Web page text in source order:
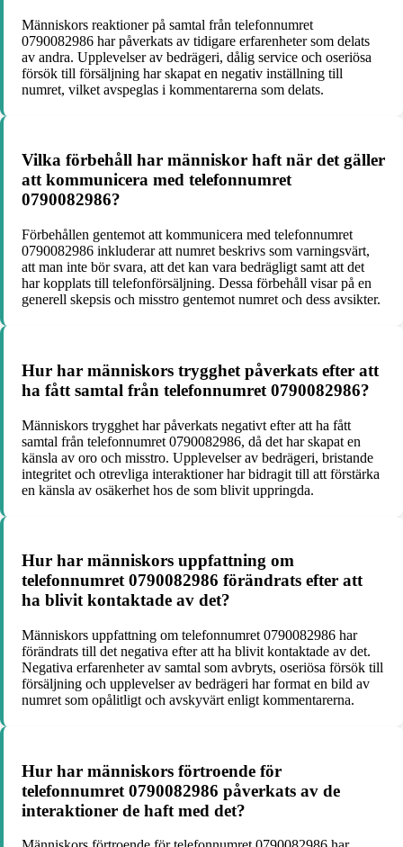
Människors reaktioner på samtal från telefonnumret
0790082986 har påverkats av tidigare erfarenheter som delats
av andra. Upplevelser av bedrägeri, dålig service och oseriösa
försök till försäljning har skapat en negativ inställning till
numret, vilket avspeglas i kommentarerna som delats.
Vilka förbehåll har människor haft när det gäller
att kommunicera med telefonnumret
0790082986?
Förbehållen gentemot att kommunicera med telefonnumret
0790082986 inkluderar att numret beskrivs som varningsvärt,
att man inte bör svara, att det kan vara bedrägligt samt att det
har kopplats till telefonförsäljning. Dessa förbehåll visar på en
generell skepsis och misstro gentemot numret och dess avsikter.
Hur har människors trygghet påverkats efter att
ha fått samtal från telefonnumret 0790082986?
Människors trygghet har påverkats negativt efter att ha fått
samtal från telefonnumret 0790082986, då det har skapat en
känsla av oro och misstro. Upplevelser av bedrägeri, bristande
integritet och otrevliga interaktioner har bidragit till att förstärka
en känsla av osäkerhet hos de som blivit uppringda.
Hur har människors uppfattning om
telefonnumret 0790082986 förändrats efter att
ha blivit kontaktade av det?
Människors uppfattning om telefonnumret 0790082986 har
förändrats till det negativa efter att ha blivit kontaktade av det.
Negativa erfarenheter av samtal som avbryts, oseriösa försök till
försäljning och upplevelser av bedrägeri har format en bild av
numret som opålitligt och avskyvärt enligt kommentarerna.
Hur har människors förtroende för
telefonnumret 0790082986 påverkats av de
interaktioner de haft med det?